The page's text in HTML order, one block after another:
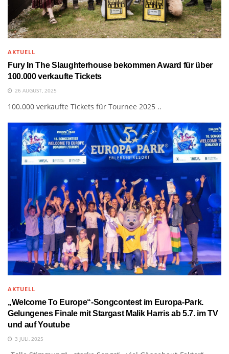
AKTUELL
Fury In The Slaughterhouse bekommen Award für über
100.000 verkaufte Tickets
26 AUGUST, 2025
100.000 verkaufte Tickets für Tournee 2025 ..
AKTUELL
„Welcome To Europe“-Songcontest im Europa-Park.
Gelungenes Finale mit Stargast Malik Harris ab 5.7. im TV
und auf Youtube
3 JULI, 2025